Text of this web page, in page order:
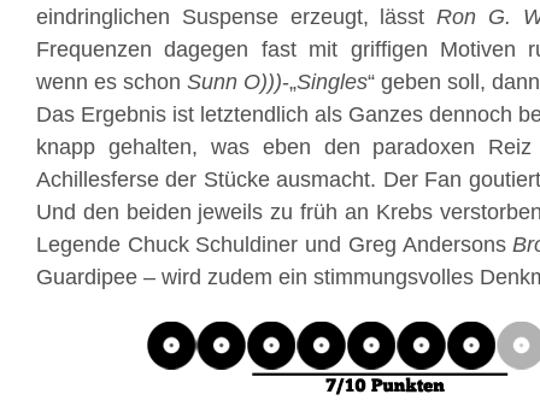
eindringlichen Suspense erzeugt, lässt Ron G.
Frequenzen dagegen fast mit griffigen Motiven
wenn es schon Sunn O)))-„Singles“ geben soll,
Das Ergebnis ist letztendlich als Ganzes dennoch
knapp gehalten, was eben den paradoxen
Achillesferse der Stücke ausmacht. Der Fan
Und den beiden jeweils zu früh an Krebs
Legende Chuck Schuldiner und Greg Andersons
Guardipee – wird zudem ein stimmungsvolles